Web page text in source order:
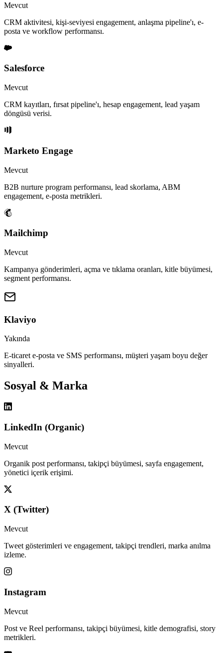
Mevcut
CRM aktivitesi, kişi-seviyesi engagement, anlaşma pipeline'ı, e-
posta ve workflow performansı.
Salesforce
Mevcut
CRM kayıtları, fırsat pipeline'ı, hesap engagement, lead yaşam
döngüsü verisi.
Marketo Engage
Mevcut
B2B nurture program performansı, lead skorlama, ABM
engagement, e-posta metrikleri.
Mailchimp
Mevcut
Kampanya gönderimleri, açma ve tıklama oranları, kitle büyümesi,
segment performansı.
Klaviyo
Yakında
E-ticaret e-posta ve SMS performansı, müşteri yaşam boyu değer
sinyalleri.
Sosyal & Marka
LinkedIn (Organic)
Mevcut
Organik post performansı, takipçi büyümesi, sayfa engagement,
yönetici içerik erişimi.
X (Twitter)
Mevcut
Tweet gösterimleri ve engagement, takipçi trendleri, marka anılma
izleme.
Instagram
Mevcut
Post ve Reel performansı, takipçi büyümesi, kitle demografisi, story
metrikleri.